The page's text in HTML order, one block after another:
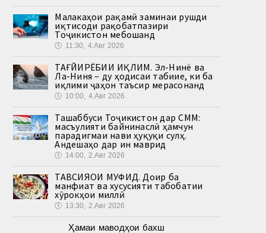
Малакаҳои рақамӣ заминаи рушди
иқтисоди рақобатпазири
Тоҷикистон мебошанд
🕔 11:30, 4.Авг 2026
ТАҒЙИРЁБИИ ИҚЛИМ. Эл-Нинё ва
Ла-Ниня – ду ҳодисаи табиие, ки ба
иқлими ҷаҳон таъсир мерасонанд
🕔 10:00, 4.Авг 2026
Ташаббуси Тоҷикистон дар СММ:
масъулияти байнинаслӣ ҳамчун
парадигмаи нави ҳуқуқи сулҳ.
Андешаҳо дар ин маврид
🕔 14:00, 2.Авг 2026
ТАВСИЯҲОИ МУФИД. Доир ба
манфиат ва хусусияти табобатии
хӯрокҳои миллӣ
🕔 13:30, 2.Авг 2026
Ҳамаи маводҳои бахш